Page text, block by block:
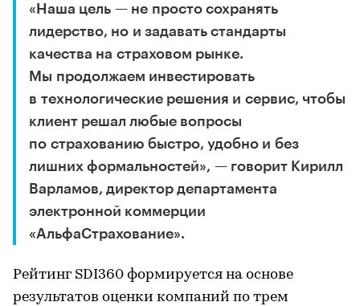
«Наша цель — не просто сохранять
лидерство, но и задавать стандарты
качества на страховом рынке.
Мы продолжаем инвестировать
в технологические решения и сервис, чтобы
клиент решал любые вопросы
по страхованию быстро, удобно и без
лишних формальностей», — говорит Кирилл
Варламов, директор департамента
электронной коммерции
«АльфаСтрахование».
Рейтинг SDI360 формируется на основе
результатов оценки компаний по трем